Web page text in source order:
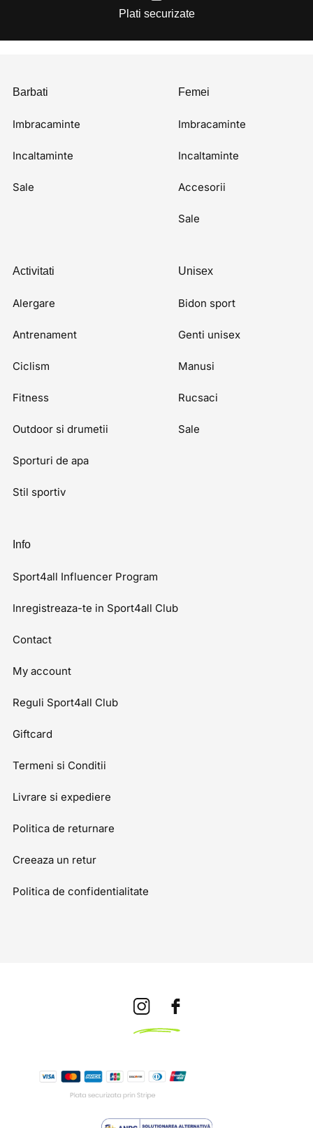
Plati securizate
Barbati
Imbracaminte
Incaltaminte
Sale
Femei
Imbracaminte
Incaltaminte
Accesorii
Sale
Activitati
Alergare
Antrenament
Ciclism
Fitness
Outdoor si drumetii
Sporturi de apa
Stil sportiv
Unisex
Bidon sport
Genti unisex
Manusi
Rucsaci
Sale
Info
Sport4all Influencer Program
Inregistreaza-te in Sport4all Club
Contact
My account
Reguli Sport4all Club
Giftcard
Termeni si Conditii
Livrare si expediere
Politica de returnare
Creeaza un retur
Politica de confidentialitate